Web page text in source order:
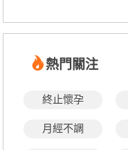
熱門關注
終止懷孕
月經不調